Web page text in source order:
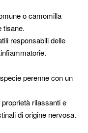
o camomilla
tisane.
responsabili delle
perenne con un
rilassanti e
di origine nervosa.